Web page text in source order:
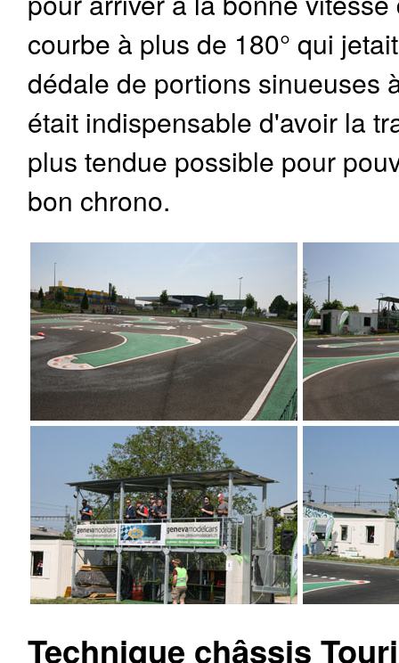
courbe à plus de 180° qui
dédale de portions sinueuses
était indispensable d'avoir la
plus tendue possible pour
bon chrono.
Technique châssis